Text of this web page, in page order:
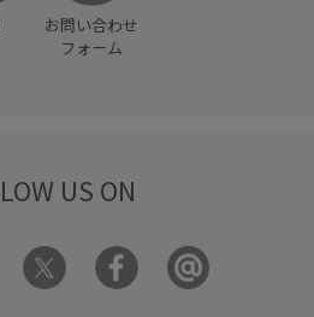
お問い合わせ
フォーム
US ON